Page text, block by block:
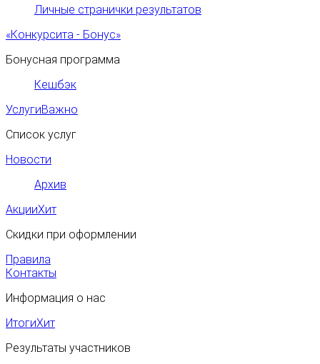
Личные странички результатов
«Конкурсита - Бонус»
Бонусная программа
Кешбэк
УслугиВажно
Список услуг
Новости
Архив
АкцииХит
Скидки при оформлении
Правила
Контакты
Информация о нас
ИтогиХит
Результаты участников